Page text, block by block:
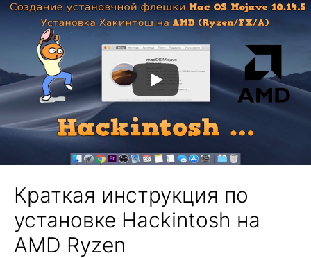
Краткая инструкция по
установке Hackintosh на
AMD Ryzen